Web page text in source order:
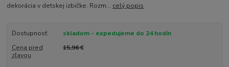
dekorácia v detskej izbičke. Rozm... celý popis
Dostupnosť
skladom - expedujeme do 24 hodín
Cena pred
zľavou
15,96 €